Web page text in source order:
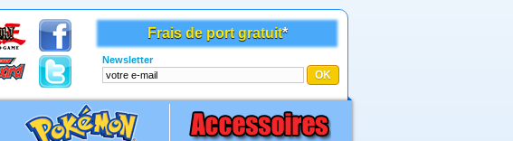
Frais de port gratuit*
Newsletter